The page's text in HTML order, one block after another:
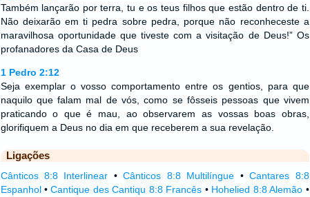
Também lançarão por terra, tu e os teus filhos que estão dentro de ti.
Não deixarão em ti pedra sobre pedra, porque não reconheceste a
maravilhosa oportunidade que tiveste com a visitação de Deus!” Os
profanadores da Casa de Deus
1 Pedro 2:12
Seja exemplar o vosso comportamento entre os gentios, para que
naquilo que falam mal de vós, como se fôsseis pessoas que vivem
praticando o que é mau, ao observarem as vossas boas obras,
glorifiquem a Deus no dia em que receberem a sua revelação.
Ligações
Cânticos 8:8 Interlinear •Cânticos 8:8 Multilíngue •Cantares 8:8
Espanhol•Cantique des Cantiqu 8:8 Francês • Hohelied 8:8 Alemão •